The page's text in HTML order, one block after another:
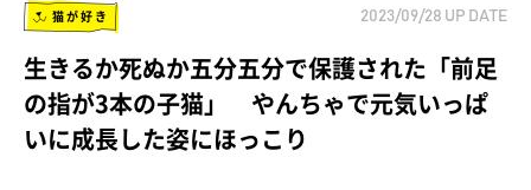
猫が好き 2023/09/28 UP DATE
生きるか死ぬか五分五分で保護された「前足
の指が3本の子猫」 やんちゃで元気いっぱ
いに成長した姿にほっこり